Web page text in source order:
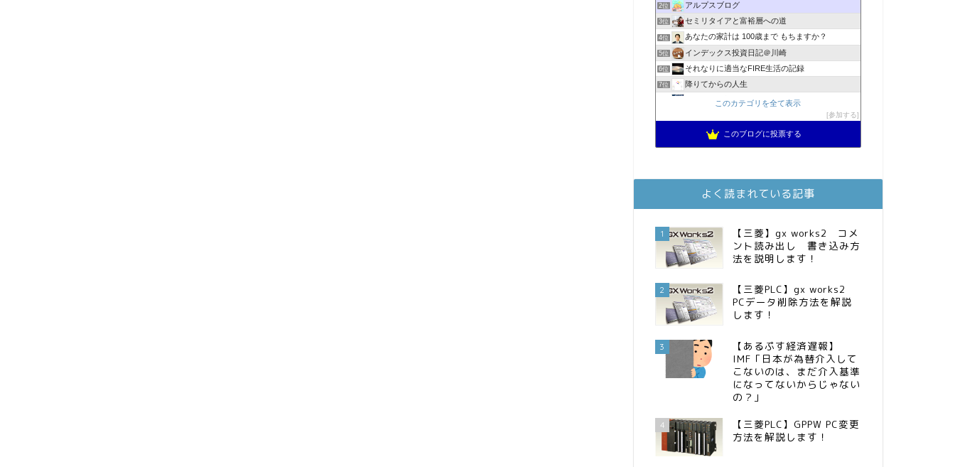
2位 アルプスブログ
3位 セミリタイアと富裕層への道
4位 あなたの家計は 100歳まで もちますか？
5位 インデックス投資日記＠川崎
6位 それなりに適当なFIRE生活の記録
7位 降りてからの人生
2023年(46歳)FIRE！！！＠20XX年FIRE！！！
3階建ての資産形成
11位 スパコンSEが効率的投資で一家セミリタイアするブログ
13位 庶民的家族がインデックス投資でセミリタイア目指してみた
FPが実践するお金の知恵を磨く勉強会
15位 インデックス投資でも富裕層
このカテゴリを全て表示
参加する
このブログに投票する
よく読まれている記事
1
【三菱】gx works2 コメ
ント読み出し 書き込み方
法を説明します！
2
【三菱PLC】gx works2
PCデータ削除方法を解説
します！
3
【あるぷす経済遅報】
IMF「日本が為替介入して
こないのは、まだ介入基準
になってないからじゃない
の？」
4
【三菱PLC】GPPW PC変更
方法を解説します！